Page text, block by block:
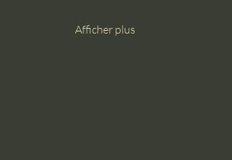
Afficher plus